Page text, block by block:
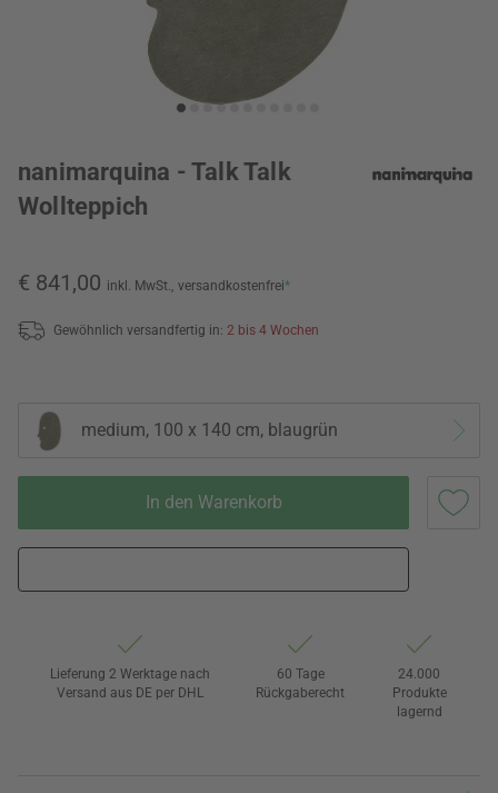
nanimarquina - Talk Talk
Wollteppich
€ 841,00 inkl. MwSt., versandkostenfrei*
Gewöhnlich versandfertig in: 2 bis 4 Wochen
medium, 100 x 140 cm, blaugrün
In den Warenkorb
Lieferung 2 Werktage nach
Versand aus DE per DHL
60 Tage
Rückgaberecht
24.000
Produkte
lagernd